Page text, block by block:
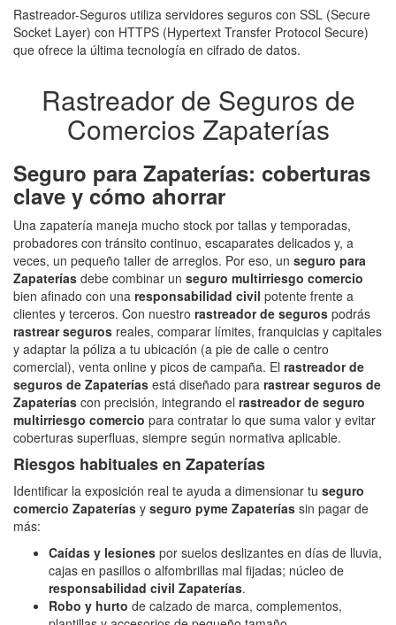
Rastreador-Seguros utiliza servidores seguros con SSL (Secure
Socket Layer) con HTTPS (Hypertext Transfer Protocol Secure)
que ofrece la última tecnología en cifrado de datos.
Rastreador de Seguros de
Comercios Zapaterías
Seguro para Zapaterías: coberturas
clave y cómo ahorrar
Una zapatería maneja mucho stock por tallas y temporadas,
probadores con tránsito continuo, escaparates delicados y, a
veces, un pequeño taller de arreglos. Por eso, un seguro para
Zapaterías debe combinar un seguro multirriesgo comercio
bien afinado con una responsabilidad civil potente frente a
clientes y terceros. Con nuestro rastreador de seguros podrás
rastrear seguros reales, comparar límites, franquicias y capitales
y adaptar la póliza a tu ubicación (a pie de calle o centro
comercial), venta online y picos de campaña. El rastreador de
seguros de Zapaterías está diseñado para rastrear seguros de
Zapaterías con precisión, integrando el rastreador de seguro
multirriesgo comercio para contratar lo que suma valor y evitar
coberturas superfluas, siempre según normativa aplicable.
Riesgos habituales en Zapaterías
Identificar la exposición real te ayuda a dimensionar tu seguro
comercio Zapaterías y seguro pyme Zapaterías sin pagar de
más:
Caídas y lesiones por suelos deslizantes en días de lluvia,
cajas en pasillos o alfombrillas mal fijadas; núcleo de
responsabilidad civil Zapaterías.
Robo y hurto de calzado de marca, complementos,